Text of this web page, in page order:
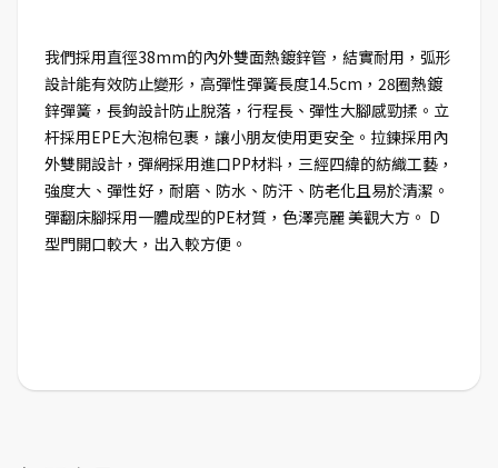
我們採用直徑38mm的內外雙面熱鍍鋅管，結實耐用，弧形
設計能有效防止變形，高彈性彈簧長度14.5cm，28圈熱鍍
鋅彈簧，長鉤設計防止脫落，行程長、彈性大腳感勁揉。立
杆採用EPE大泡棉包裹，讓小朋友使用更安全。拉鍊採用內
外雙開設計，彈網採用進口PP材料，三經四緯的紡織工藝，
強度大、彈性好，耐磨、防水、防汗、防老化且易於清潔。
彈翻床腳採用一體成型的PE材質，色澤亮麗 美觀大方。 D
型門開口較大，出入較方便。